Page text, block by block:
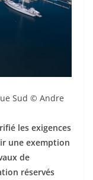
Sud © Andre
les exigences
une exemption
de
réservés